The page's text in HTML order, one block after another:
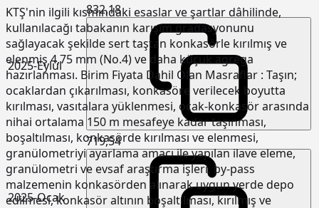
2025-Eylül
832,18
2025-Ocak
719,54
KTŞ'nin ilgili kısmındaki esaslar ve şartlar dâhilinde,
kullanılacağı tabakanın karışım gradasyonunu
sağlayacak şekilde sert taştan konkasörle kırılmış ve
elenmiş 4,75 mm (No.4) ve daha küçük agrega
hazırlanması. Birim Fiyata Dahil Olan Masraflar : Taşın;
ocaklardan çıkarılması, konkasöre verilecek boyutta
kırılması, vasıtalara yüklenmesi, ocak-konkasör arasında
nihai ortalama 150 m mesafeye kadar taşınması,
boşaltılması, konkasörde kırılması ve elenmesi,
granülometriyi ayarlama amacı ile yapılan ilave eleme,
granülometri ve evsaf araştırma işleri, by-pass
malzemenin konkasörden alınarak uygun yerde depo
edilmesi, konkasör altının boşaltılması, kırılmış ve